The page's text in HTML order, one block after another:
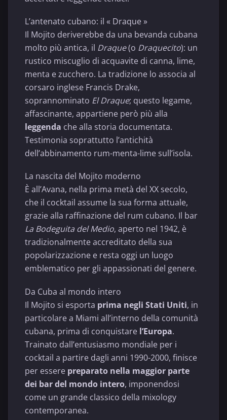
L’antenato cubano: il « Draque »
Il Mojito deriverebbe da una bevanda cubana
molto più antica, il Draque(o Draquecito): un
rustico miscuglio di acquavite di canna, lime,
menta e zucchero. La tradizione lo associa al
corsaro inglese Francis Drake,
soprannominato El Draque; questo legame,
affascinante, appartiene però più alla
leggenda che alla storia documentata.
Testimonia soprattutto l’antichità
dell’abbinamento rum-menta-lime sull’isola.
La nascita del Mojito moderno
È all’Avana, nella prima metà del XX secolo,
che il cocktail assume la sua forma attuale,
grazie alla raffinazione del rum cubano. Il bar
La Bodeguita del Medio, aperto nel 1942, è
tradizionalmente accreditato della sua
popolarizzazione e resta oggi un luogo
emblematico per gli appassionati del genere.
Da Cuba al mondo intero
Il Mojito si esporta prima negli Stati Uniti, in
particolare a Miami all’interno della comunità
cubana, prima di conquistare l’Europa.
Trainato dall’entusiasmo mondiale per i
cocktail a partire dagli anni 1990-2000, finisce
per essere preparato nella maggior parte
dei bar del mondo intero, imponendosi
come un grande classico della mixology
contemporanea.